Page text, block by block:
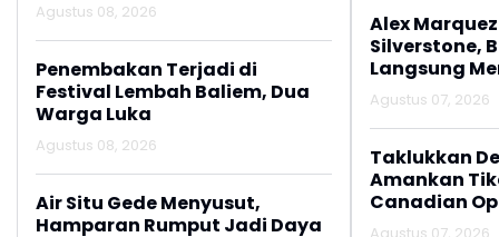
Agustus 08, 2026
Penembakan Terjadi di
Festival Lembah Baliem, Dua
Warga Luka
Agustus 08, 2026
Air Situ Gede Menyusut,
Hamparan Rumput Jadi Daya
Alex
Silverstone,
Langsung
Agustus 07, 2026
Taklukkan
Amankan
Canadian
Agustus 07, 2026